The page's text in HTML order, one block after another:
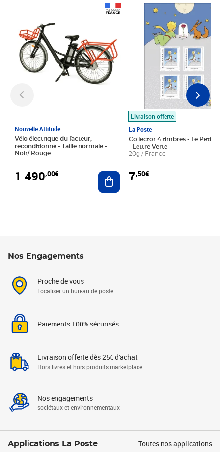
Nouvelle Attitude
Vélo électrique du facteur,
reconditionné - Taille normale -
Noir/ Rouge
1 490,00€ Ajouter au panier
Livraison offerte
La Poste
Collector 4 timbres - Le Petit
- Lettre Verte
20g / France
7,50€
Prix 7,50€
Nos Engagements
Proche de vous
Localiser un bureau de poste
Paiements 100% sécurisés
Livraison offerte dès 25€ d'achat
Hors livres et hors produits marketplace
Nos engagements
sociétaux et environnementaux
Applications La Poste Toutes nos applications